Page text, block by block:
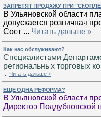
ЗАПРЕТЯТ ПРОДАЖУ ПРИ
В Ульяновской области
допускается розничная
Соот ... Читать дальше »
Как нас обслуживают?
Специалистами
региональных торговых
Читать дальше »
ЕЩЁ ОДНА РЕФОРМА?
В Ульяновской области
Директор Поддубновской